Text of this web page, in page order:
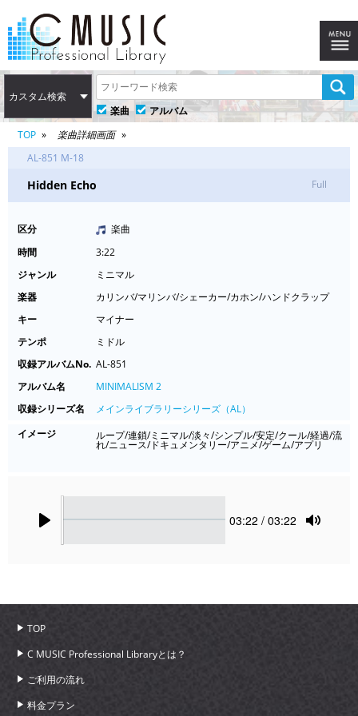
カスタム検索
楽曲
アルバム
TOP
楽曲詳細画面
AL-851 M-18
Hidden Echo Full
区分
楽曲
時間
3:22
ジャンル
ミニマル
楽器
カリンバ/マリンバ/シェーカー/カホン/ハンドクラップ
キー
マイナー
テンポ
ミドル
収録アルバムNo. AL-851
アルバム名
MINIMALISM 2
収録シリーズ名
メインライブラリーシリーズ（AL）
イメージ
ループ/連鎖/ミニマル/淡々/シンプル/安定/クール/経過/流
れ/ニュース/ドキュメンタリー/アニメ/ゲーム/アプリ
Current
03:22 / 03:22
TOP
C MUSIC Professional Libraryとは？
ご利用の流れ
料金プラン